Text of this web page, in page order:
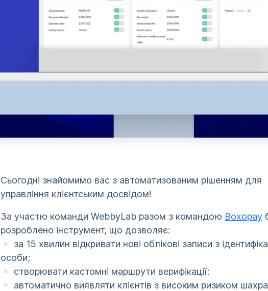
Сьогодні знайомимо вас з автоматизованим рішенням для
управління клієнтським досвідом!
За участю команди WebbyLab разом з командою Boxopay
розроблено інструмент, що дозволяє:
за 15 хвилин відкривати нові облікові записи з
особи;
створювати кастомні маршрути верифікації;
автоматично виявляти клієнтів з високим ризиком